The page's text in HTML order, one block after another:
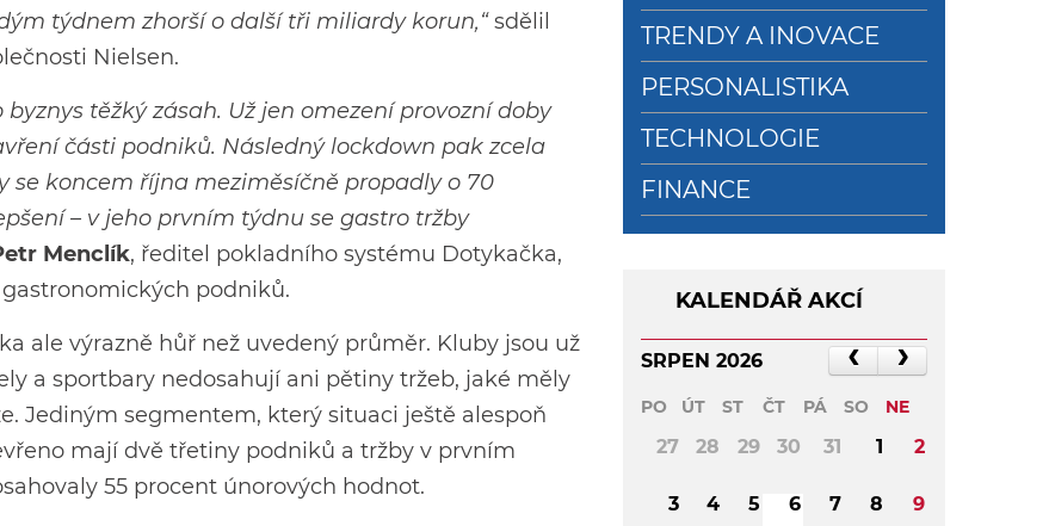
týdnem zhorší o další tři miliardy korun,“sdělil
Nielsen.
těžký zásah. Už jen omezení provozní doby
části podniků. Následný lockdown pak zcela
se koncem října meziměsíčně propadly o 70
– v jeho prvním týdnu se gastro tržby
Menclík, ředitel pokladního systému Dotykačka,
podniků.
ale výrazně hůř než uvedený průměr. Kluby jsou už
a sportbary nedosahují ani pětiny tržeb, jaké měly
Jediným segmentem, který situaci ještě alespoň
mají dvě třetiny podniků a tržby v prvním
55 procent únorových hodnot.
TRENDY A INOVACE
PERSONALISTIKA
TECHNOLOGIE
FINANCE
KALENDÁŘ AKCÍ
SRPEN 2026
PO ÚT ST ČT PÁ SO NE
27 28 29 30 31 1 2
3 4 5 6 7 8 9